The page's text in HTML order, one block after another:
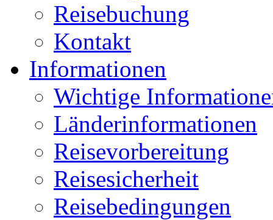
Reisebuchung
Kontakt
Informationen
Wichtige
Länderinformationen
Reisevorbereitung
Reisesicherheit
Reisebedingungen